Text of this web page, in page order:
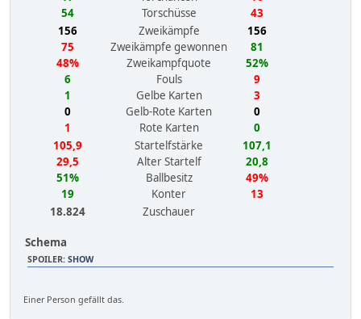
54
Torschüsse
43
156
Zweikämpfe
156
75
Zweikämpfe gewonnen
81
48%
Zweikampfquote
52%
6
Fouls
9
1
Gelbe Karten
3
0
Gelb-Rote Karten
0
1
Rote Karten
0
105,9
Startelfstärke
107,1
29,5
Alter Startelf
20,8
51%
Ballbesitz
49%
19
Konter
13
18.824
Zuschauer
Schema
SPOILER: SHOW
Einer Person gefällt das.